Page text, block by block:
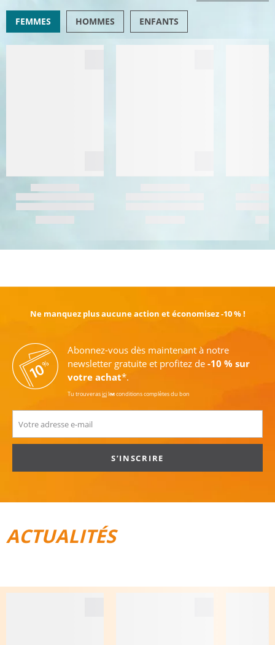
FEMMES HOMMES ENFANTS
Ne manquez plus aucune action et économisez -10 % !
Abonnez-vous dès maintenant à notre
newsletter gratuite et profitez de -10 % sur
votre achat*.
Tu trouverasiciles conditions complètes du bon
S’INSCRIRE
ACTUALITÉS